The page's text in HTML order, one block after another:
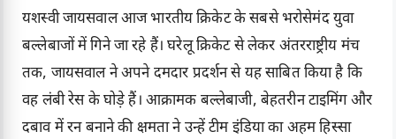
यशस्वी जायसवाल आज भारतीय क्रिकेट के सबसे भरोसेमंद युवा
बल्लेबाजों में गिने जा रहे हैं। घरेलू क्रिकेट से लेकर अंतरराष्ट्रीय मंच
तक, जायसवाल ने अपने दमदार प्रदर्शन से यह साबित किया है कि
वह लंबी रेस के घोड़े हैं। आक्रामक बल्लेबाजी, बेहतरीन टाइमिंग और
दबाव में रन बनाने की क्षमता ने उन्हें टीम इंडिया का अहम हिस्सा